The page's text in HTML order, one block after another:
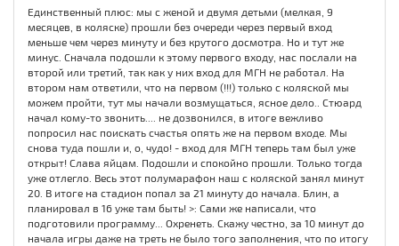
Единственный плюс: мы с женой и двумя детьми (мелкая, 9
месяцев, в коляске) прошли без очереди через первый вход
меньше чем через минуту и без крутого досмотра. Но и тут же
минус. Сначала подошли к этому первого входу, нас послали на
второй или третий, так как у них вход для МГН не работал. На
втором нам ответили, что на первом (!!!) только с коляской мы
можем пройти, тут мы начали возмущаться, ясное дело.. Стюард
начал кому-то звонить.... не дозвонился, в итоге вежливо
попросил нас поискать счастья опять же на первом входе. Мы
снова туда пошли и, о, чудо! - вход для МГН теперь там был уже
открыт! Слава яйцам. Подошли и спокойно прошли. Только тогда
уже отлегло. Весь этот полумарафон наш с коляской занял минут
20. В итоге на стадион попал за 21 минуту до начала. Блин, а
планировал в 16 уже там быть! >: Сами же написали, что
подготовили программу... Охренеть. Скажу честно, за 10 минут до
начала игры даже на треть не было того заполнения, что по итогу